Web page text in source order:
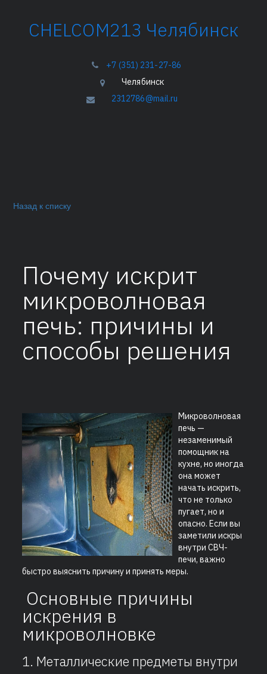
­­­CHELCOM213 Челябинск
+7 (351) 231-27-86
Челябинск
2312786@mail.ru
Назад к списку
Почему искрит
микроволновая
печь: причины и
способы решения
Микроволновая
печь —
незаменимый
помощник на
кухне, но иногда
она может
начать искрить,
что не только
пугает, но и
опасно. Если вы
заметили искры
внутри СВЧ-
печи, важно
быстро выяснить причину и принять меры.
Основные причины
искрения в
микроволновке
1. Металлические предметы внутри